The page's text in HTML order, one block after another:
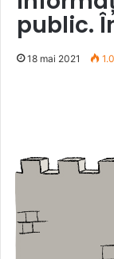
public.
18 mai 2021